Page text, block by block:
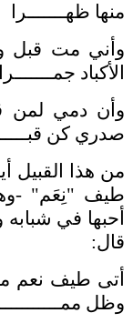
منها ظهـــــــرا
وأني مت قبل
الأكباد جمـــــــرا
وأن دمي لمن
صدري كن
من هذا القبيل
طيف "نِعَم" -
أحبها في
قال:
أتى طيف نعم
وظل